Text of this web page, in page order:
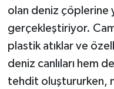
olan deniz çöplerine
gerçekleştiriyor.
plastik atıklar ve
deniz canlıları hem
tehdit oluştururken,